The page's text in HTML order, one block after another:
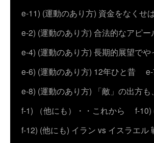
e-11) (運動のあり方) 資金をなくせ
e-2) (運動のあり方) 合法的なアピ
e-4) (運動のあり方) 長期的展望でや
e-6) (運動のあり方) 12年ひと昔
e-8) (運動のあり方) 「敵」の出方も
f-1) （他にも）・・これから
f-10)
f-12) (他にも) イラン vs イスラエ